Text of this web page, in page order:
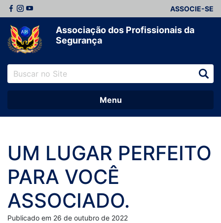
ASSOCIE-SE
Associação dos Profissionais da
Segurança
Menu
UM LUGAR PERFEITO
PARA VOCÊ
ASSOCIADO.
Publicado em 26 de outubro de 2022